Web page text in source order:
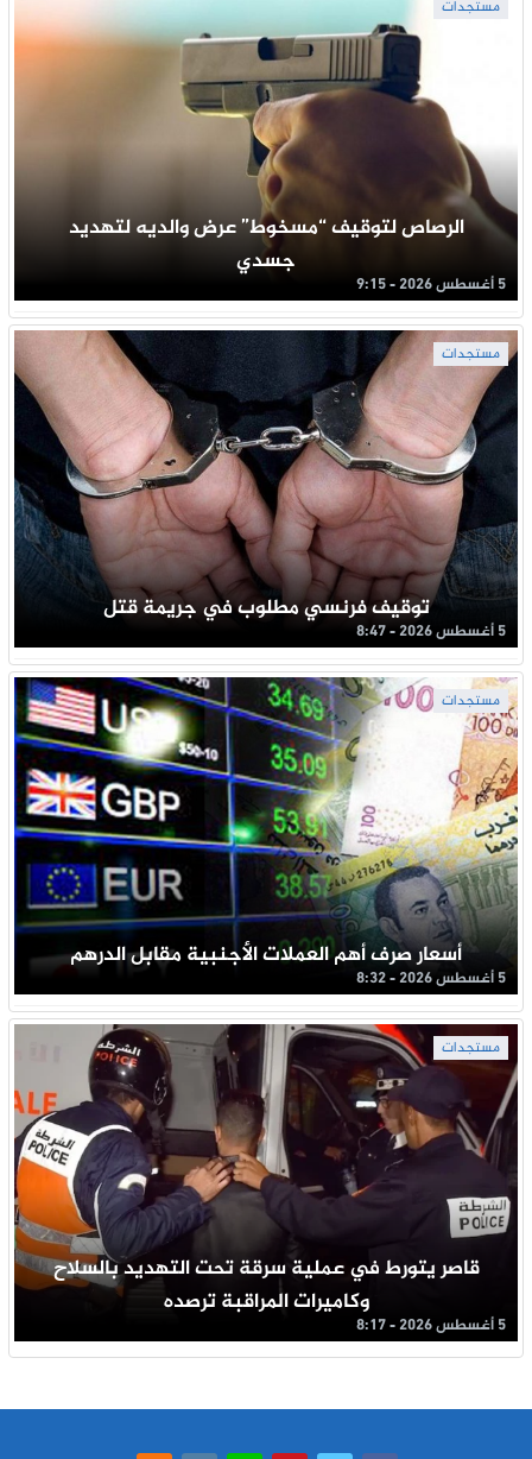
مستجدات
الرصاص لتوقيف “مسخوط” عرض والديه لتهديد
جسدي
5 أغسطس 2026 - 9:15
مستجدات
توقيف فرنسي مطلوب في جريمة قتل
5 أغسطس 2026 - 8:47
مستجدات
أسعار صرف أهم العملات الأجنبية مقابل الدرهم
5 أغسطس 2026 - 8:32
مستجدات
قاصر يتورط في عملية سرقة تحت التهديد بالسلاح
وكاميرات المراقبة ترصده
5 أغسطس 2026 - 8:17